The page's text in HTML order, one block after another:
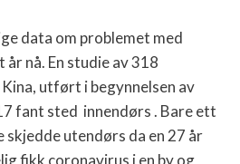
data om problemet med
nå. En studie av 318
utført i begynnelsen av
fant sted innendørs . Bare ett
skjedde utendørs da en 27 år
fikk coronavirus i en by og